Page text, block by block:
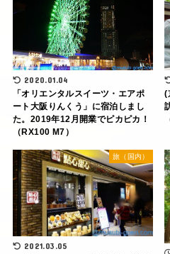
2020.01.04
「オリエンタルスイーツ・エアポ
ート大阪りんくう」に宿泊しまし
た。2019年12月開業でピカピカ！
（RX100 M7）
(
旅（国内）
2021.03.05